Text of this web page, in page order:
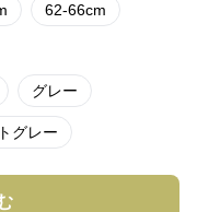
62-66cm
グレー
グレー